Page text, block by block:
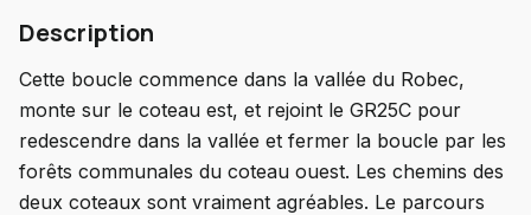
Description
Cette boucle commence dans la vallée du Robec,
monte sur le coteau est, et rejoint le GR25C pour
redescendre dans la vallée et fermer la boucle par les
forêts communales du coteau ouest. Les chemins des
deux coteaux sont vraiment agréables. Le parcours